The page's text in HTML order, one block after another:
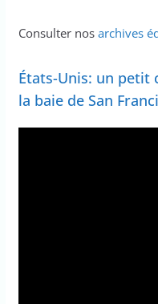
Consulter nos archives
États-Unis: un petit
la baie de San